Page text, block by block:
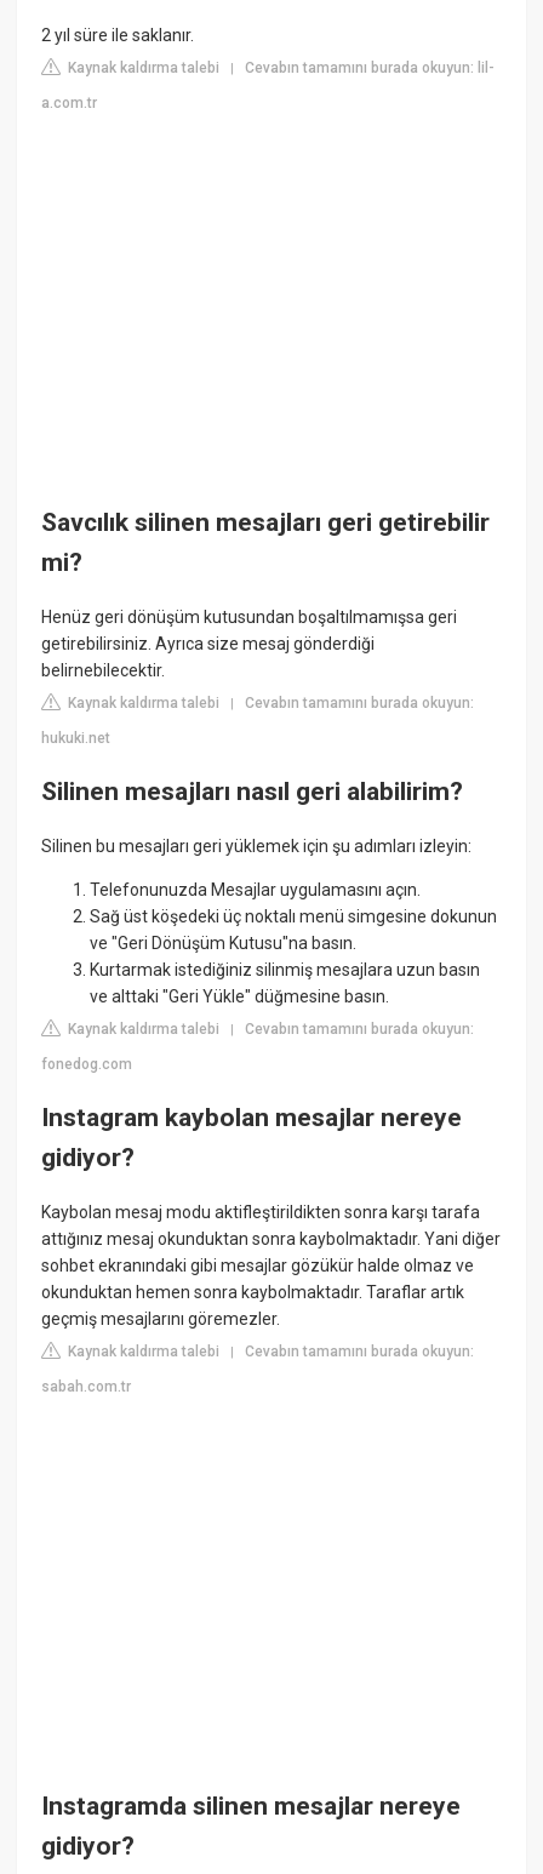
2 yıl süre ile saklanır.
Kaynak kaldırma talebi |Cevabın tamamını burada okuyun: lil-
a.com.tr
Savcılık silinen mesajları geri getirebilir
mi?
Henüz geri dönüşüm kutusundan boşaltılmamışsa geri
getirebilirsiniz. Ayrıca size mesaj gönderdiği
belirnebilecektir.
Kaynak kaldırma talebi |Cevabın tamamını burada okuyun:
hukuki.net
Silinen mesajları nasıl geri alabilirim?
Silinen bu mesajları geri yüklemek için şu adımları izleyin:
Telefonunuzda Mesajlar uygulamasını açın.
Sağ üst köşedeki üç noktalı menü simgesine dokunun
ve "Geri Dönüşüm Kutusu"na basın.
Kurtarmak istediğiniz silinmiş mesajlara uzun basın
ve alttaki "Geri Yükle" düğmesine basın.
Kaynak kaldırma talebi |Cevabın tamamını burada okuyun:
fonedog.com
Instagram kaybolan mesajlar nereye
gidiyor?
Kaybolan mesaj modu aktifleştirildikten sonra karşı tarafa
attığınız mesaj okunduktan sonra kaybolmaktadır. Yani diğer
sohbet ekranındaki gibi mesajlar gözükür halde olmaz ve
okunduktan hemen sonra kaybolmaktadır. Taraflar artık
geçmiş mesajlarını göremezler.
Kaynak kaldırma talebi |Cevabın tamamını burada okuyun:
sabah.com.tr
Instagramda silinen mesajlar nereye
gidiyor?